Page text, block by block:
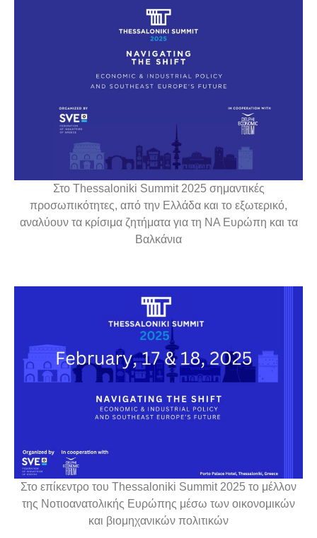
Στο Thessaloniki Summit 2025 σημαντικές
προσωπικότητες, από την Ελλάδα και το εξωτερικό,
αναλύουν τα κρίσιμα ζητήματα για τη ΝΑ Ευρώπη και τα
Βαλκάνια
Στο επίκεντρο του Thessaloniki Summit 2025 το μέλλον
της Νοτιοανατολικής Ευρώπης μέσω των οικονομικών
και βιομηχανικών πολιτικών